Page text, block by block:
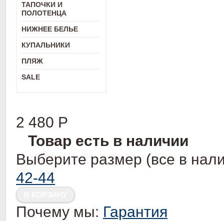
ТАПОЧКИ И
ПОЛОТЕНЦА
НИЖНЕЕ БЕЛЬЕ
КУПАЛЬНИКИ
ПЛЯЖ
SALE
2 480 Р
Товар есть в наличии
Выберите размер (все в
42-44
Почему мы: Гарантия